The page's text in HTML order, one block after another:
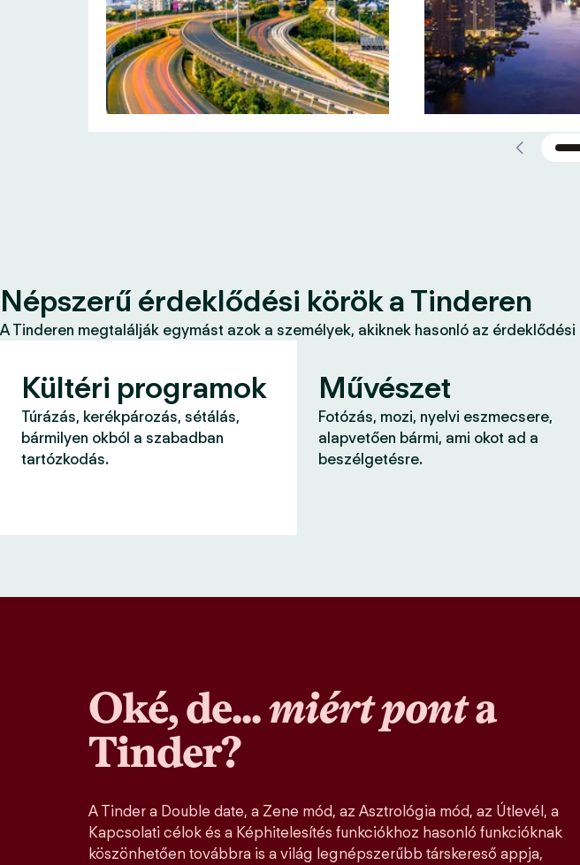
Népszerű érdeklődési körök a Tinderen
A Tinderen megtalálják egymást azok a személyek, akiknek hasonló az
Kültéri programok
Túrázás, kerékpározás, sétálás,
bármilyen okból a szabadban
tartózkodás.
Művészet
Fotózás, mozi, nyelvi eszmecsere,
alapvetően bármi, ami okot ad a
beszélgetésre.
Oké, de...miért ponta
Tinder?
A Tinder a Double date, a Zene mód, az Asztrológia mód, az Útlevél, a
Kapcsolati célok és a Képhitelesítés funkciókhoz hasonló funkcióknak
köszönhetően továbbra is a világ legnépszerűbb társkereső appja,